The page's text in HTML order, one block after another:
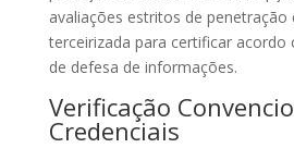
avaliações estritos de penetração
terceirizada para certificar acordo
de defesa de informações.
Verificação
Credenciais